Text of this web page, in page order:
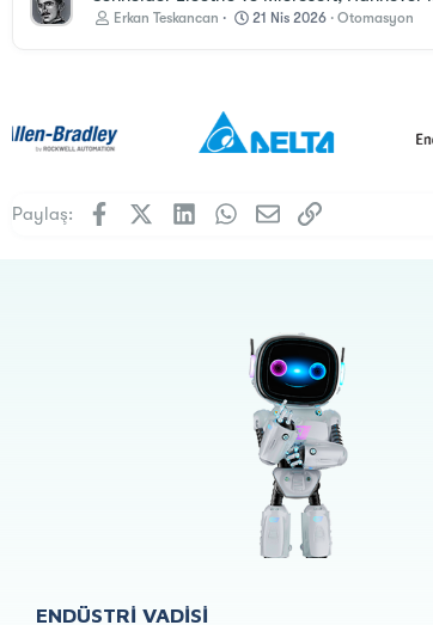
Erkan Teskancan 21 Nis 2026 Otomasyon
Paylaş: FacebookX (Twitter)LinkedInWhatsApp
E-postaLink
ENDÜSTRI VADISI